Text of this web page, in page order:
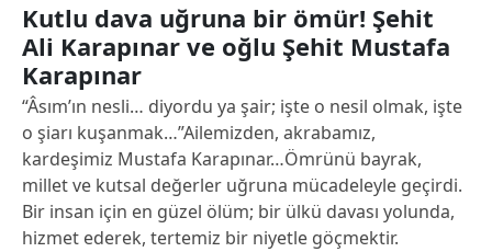
Kutlu dava uğruna bir ömür! Şehit
Ali Karapınar ve oğlu Şehit Mustafa
Karapınar
“Âsım’ın nesli… diyordu ya şair; işte o nesil olmak, işte
o şiarı kuşanmak…”Ailemizden, akrabamız,
kardeşimiz Mustafa Karapınar…Ömrünü bayrak,
millet ve kutsal değerler uğruna mücadeleyle geçirdi.
Bir insan için en güzel ölüm; bir ülkü davası yolunda,
hizmet ederek, tertemiz bir niyetle göçmektir.